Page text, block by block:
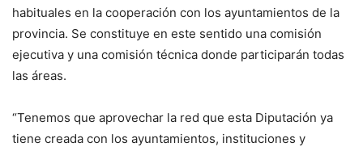
habituales en la cooperación con los ayuntamientos de la
provincia. Se constituye en este sentido una comisión
ejecutiva y una comisión técnica donde participarán todas
las áreas.
“Tenemos que aprovechar la red que esta Diputación ya
tiene creada con los ayuntamientos, instituciones y